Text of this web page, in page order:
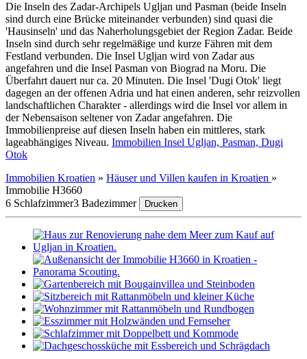
Die Inseln des Zadar-Archipels Ugljan und Pasman (beide Inseln
sind durch eine Brücke miteinander verbunden) sind quasi die
'Hausinseln' und das Naherholungsgebiet der Region Zadar. Beide
Inseln sind durch sehr regelmäßige und kurze Fähren mit dem
Festland verbunden. Die Insel Ugljan wird von Zadar aus
angefahren und die Insel Pasman von Biograd na Moru. Die
Überfahrt dauert nur ca. 20 Minuten. Die Insel 'Dugi Otok' liegt
dagegen an der offenen Adria und hat einen anderen, sehr reizvollen
landschaftlichen Charakter - allerdings wird die Insel vor allem in
der Nebensaison seltener von Zadar angefahren. Die
Immobilienpreise auf diesen Inseln haben ein mittleres, stark
lageabhängiges Niveau. Immobilien Insel Ugljan, Pasman, Dugi
Otok
Immobilien Kroatien » Häuser und Villen kaufen in Kroatien »
Immobilie H3660
6 Schlafzimmer3 Badezimmer Drucken